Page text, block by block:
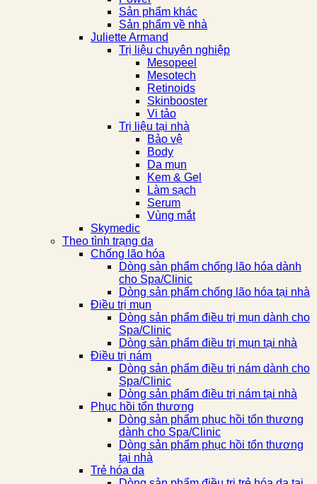
Sản phẩm khác
Sản phẩm về nhà
Juliette Armand
Trị liệu chuyên nghiệp
Mesopeel
Mesotech
Retinoids
Skinbooster
Vi tảo
Trị liệu tại nhà
Bảo vệ
Body
Da mụn
Kem & Gel
Làm sạch
Serum
Vùng mắt
Skymedic
Theo tình trạng da
Chống lão hóa
Dòng sản phẩm chống lão hóa dành
cho Spa/Clinic
Dòng sản phẩm chống lão hóa tại nhà
Điều trị mụn
Dòng sản phẩm điều trị mụn dành cho
Spa/Clinic
Dòng sản phẩm điều trị mụn tại nhà
Điều trị nám
Dòng sản phẩm điều trị nám dành cho
Spa/Clinic
Dòng sản phẩm điều trị nám tại nhà
Phục hồi tổn thương
Dòng sản phẩm phục hồi tổn thương
dành cho Spa/Clinic
Dòng sản phẩm phục hồi tổn thương
tại nhà
Trẻ hóa da